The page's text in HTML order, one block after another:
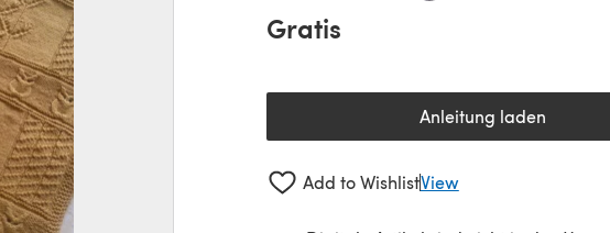
Gratis
Anleitung laden
(öffnet sich in
Add to WishlistView